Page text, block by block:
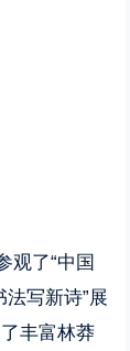
观了“中国
法写新诗”展
丰富林莽